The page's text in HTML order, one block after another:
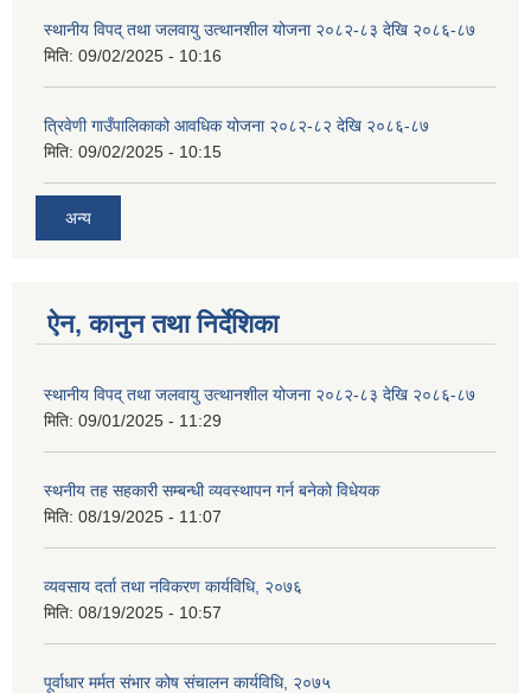
स्थानीय विपद् तथा जलवायु उत्थानशील योजना २०८२-८३ देखि २०८६-८७
मिति: 09/02/2025 - 10:16
त्रिवेणी गाउँपालिकाको आवधिक योजना २०८२-८२ देखि २०८६-८७
मिति: 09/02/2025 - 10:15
अन्य
ऐन, कानुन तथा निर्देशिका
स्थानीय विपद् तथा जलवायु उत्थानशील योजना २०८२-८३ देखि २०८६-८७
मिति: 09/01/2025 - 11:29
स्थनीय तह सहकारी सम्बन्धी व्यवस्थापन गर्न बनेको विधेयक
मिति: 08/19/2025 - 11:07
व्यवसाय दर्ता तथा नविकरण कार्यविधि, २०७६
मिति: 08/19/2025 - 10:57
पूर्वाधार मर्मत संभार कोष संचालन कार्यविधि, २०७५